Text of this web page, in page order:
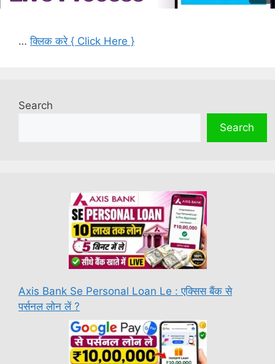
…क्लिक करे { Click Here }
Search
Search
Axis Bank Se Personal Loan Le : एक्सिस बैंक से
पर्सनल लोन लें ?